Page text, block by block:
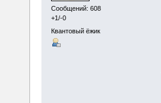
Сообщений: 608
+1/-0
Квантовый ёжик